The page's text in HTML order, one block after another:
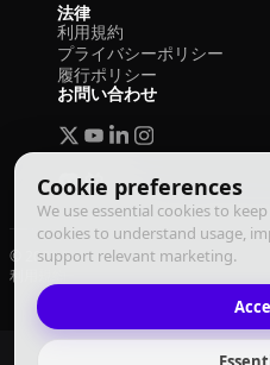
Cookie preferences
We use essential cookies to
cookies to understand usage,
support relevant marketing.
法律
利用規約
プライバシーポリシー
履行ポリシー
お問い合わせ
© 2026 Deemos Corporation. All rights
利用規約